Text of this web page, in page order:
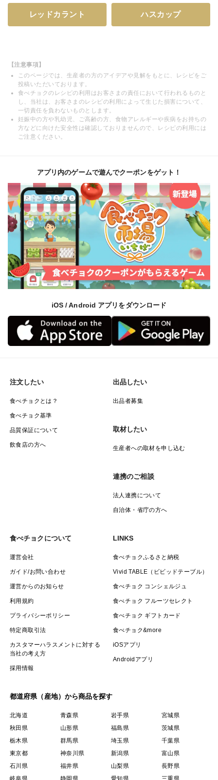
レッドカラント ハスカップ
【注意事項】
このページでは、生産者の方のアイデアや見解をもとに、レシピをご
投稿いただいております。
食べチョクのレシピの利用はお客さまの責任において行われるものと
し、当社は、お客さまのレシピの利用によって生じた損害について、
一切責任を負わないものとします。
妊娠中の方や乳幼児、ご高齢の方、食物アレルギーや疾病をお持ちの
方などに向けた安全性は確認しておりませんので、レシピの利用には
ご注意ください。
アプリ内のゲームで遊んでクーポンをゲット！
iOS / Android アプリをダウンロード
注文したい
食べチョクとは？
食べチョク基準
品質保証について
飲食店の方へ
出品したい
出品者募集
取材したい
生産者への取材を申し込む
連携のご相談
法人連携について
自治体・省庁の方へ
食べチョクについて
運営会社
ガイド/お問い合わせ
運営からのお知らせ
利用規約
プライバシーポリシー
特定商取引法
カスタマーハラスメントに対する
当社の考え方
採用情報
LINKS
食べチョクふるさと納税
Vivid TABLE（ビビッドテーブル）
食べチョク コンシェルジュ
食べチョク フルーツセレクト
食べチョク ギフトカード
食べチョク&more
iOSアプリ
Androidアプリ
都道府県（産地）から商品を探す
北海道 青森県 岩手県
宮城県
秋田県
山形県 福島県
茨城県
栃木県
群馬県 埼玉県
千葉県
東京都
神奈川県 新潟県
富山県
石川県
福井県 山梨県
長野県
岐阜県
静岡県 愛知県 三重県